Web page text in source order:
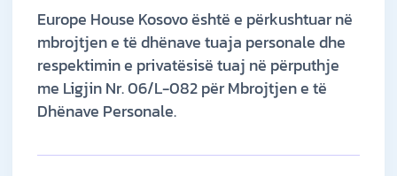
Europe House Kosovo është e përkushtuar në
mbrojtjen e të dhënave tuaja personale dhe
respektimin e privatësisë tuaj në përputhje
me Ligjin Nr. 06/L-082 për Mbrojtjen e të
Dhënave Personale.